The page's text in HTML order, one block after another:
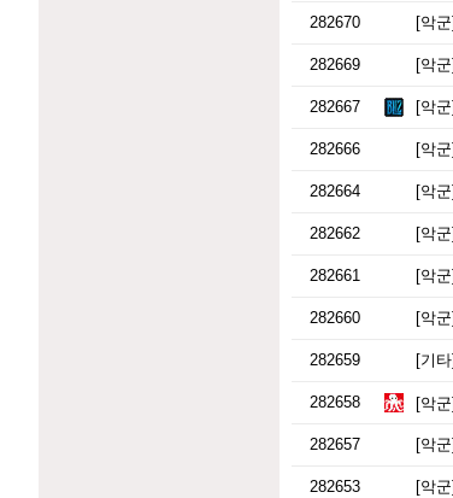
282670 [악군]
282669 [악군]
282667 [악군]
282666 [악군]
282664 [악군]
282662 [악군]
282661 [악군]
282660 [악군]
282659 [기타]
282658 [악군]
282657 [악군]
282653 [악군]